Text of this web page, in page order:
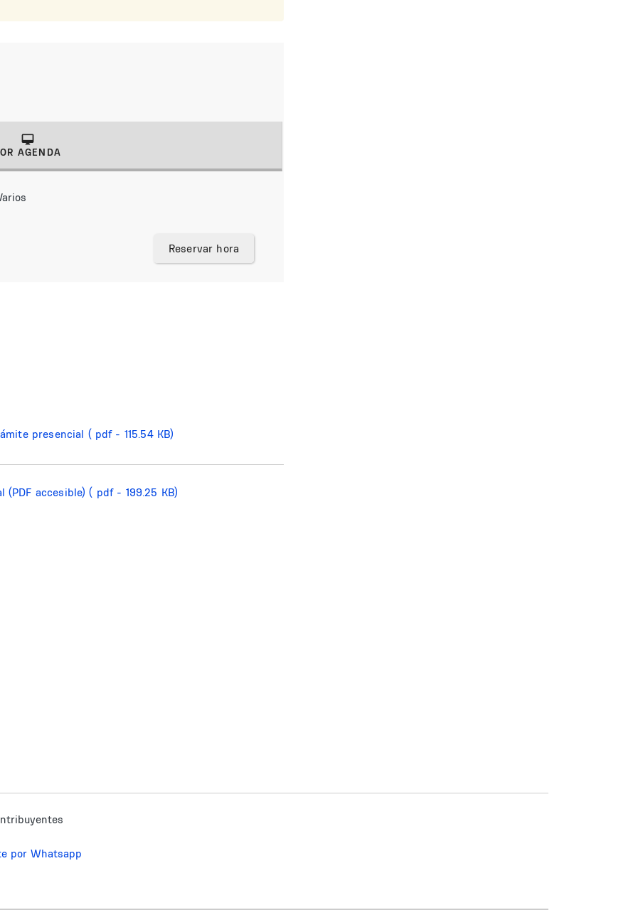
AGENDA
Reservar hora
presencial ( pdf - 115.54 KB)
(PDF accesible) ( pdf - 199.25 KB)
por Whatsapp